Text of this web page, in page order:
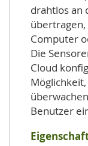
drahtlos an
Computer
Die
Cloud
Benutzer